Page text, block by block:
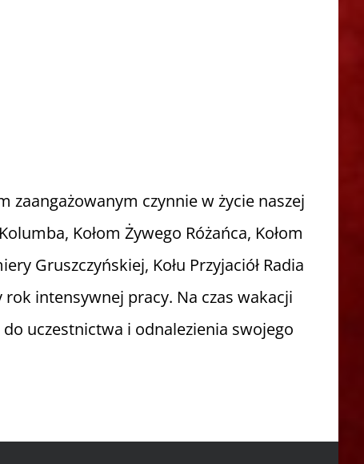
czynnie w życie naszej
Kołom Żywego Różańca, Kołom
Gruszczyńskiej, Kołu Przyjaciół Radia
intensywnej pracy. Na czas wakacji
uczestnictwa i odnalezienia swojego